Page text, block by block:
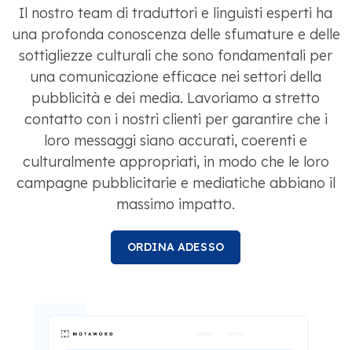
Il nostro team di traduttori e linguisti esperti ha
una profonda conoscenza delle sfumature e delle
sottigliezze culturali che sono fondamentali per
una comunicazione efficace nei settori della
pubblicità e dei media. Lavoriamo a stretto
contatto con i nostri clienti per garantire che i
loro messaggi siano accurati, coerenti e
culturalmente appropriati, in modo che le loro
campagne pubblicitarie e mediatiche abbiano il
massimo impatto.
ORDINA ADESSO